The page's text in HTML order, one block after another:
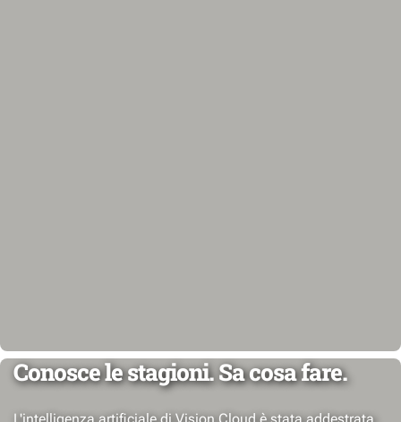
Conosce le stagioni. Sa cosa fare.